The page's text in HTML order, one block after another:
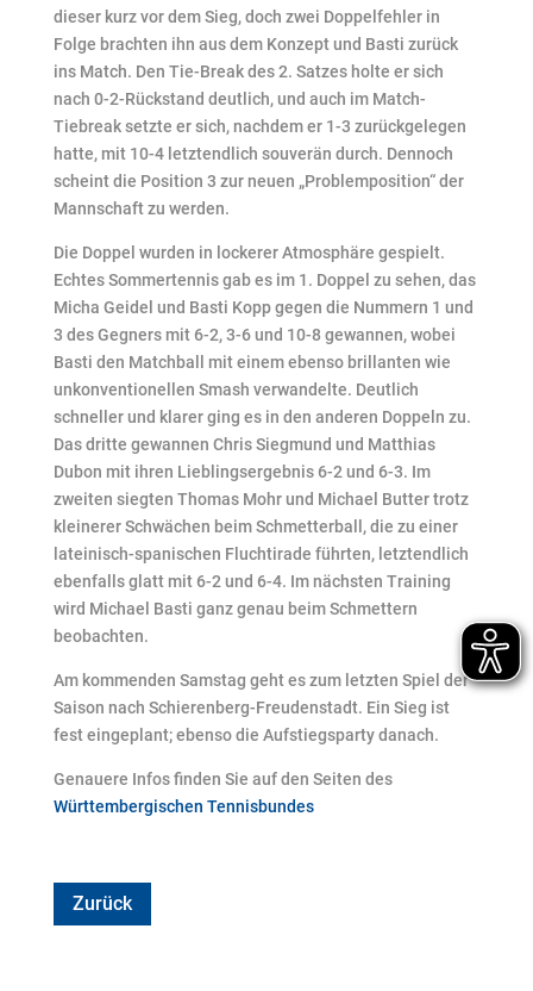
dieser kurz vor dem Sieg, doch zwei Doppelfehler in
Folge brachten ihn aus dem Konzept und Basti zurück
ins Match. Den Tie-Break des 2. Satzes holte er sich
nach 0-2-Rückstand deutlich, und auch im Match-
Tiebreak setzte er sich, nachdem er 1-3 zurückgelegen
hatte, mit 10-4 letztendlich souverän durch. Dennoch
scheint die Position 3 zur neuen „Problemposition“ der
Mannschaft zu werden.
Die Doppel wurden in lockerer Atmosphäre gespielt.
Echtes Sommertennis gab es im 1. Doppel zu sehen, das
Micha Geidel und Basti Kopp gegen die Nummern 1 und
3 des Gegners mit 6-2, 3-6 und 10-8 gewannen, wobei
Basti den Matchball mit einem ebenso brillanten wie
unkonventionellen Smash verwandelte. Deutlich
schneller und klarer ging es in den anderen Doppeln zu.
Das dritte gewannen Chris Siegmund und Matthias
Dubon mit ihren Lieblingsergebnis 6-2 und 6-3. Im
zweiten siegten Thomas Mohr und Michael Butter trotz
kleinerer Schwächen beim Schmetterball, die zu einer
lateinisch-spanischen Fluchtirade führten, letztendlich
ebenfalls glatt mit 6-2 und 6-4. Im nächsten Training
wird Michael Basti ganz genau beim Schmettern
beobachten.
Am kommenden Samstag geht es zum letzten Spiel der
Saison nach Schierenberg-Freudenstadt. Ein Sieg ist
fest eingeplant; ebenso die Aufstiegsparty danach.
Genauere Infos finden Sie auf den Seiten des
Württembergischen Tennisbundes
Zurück